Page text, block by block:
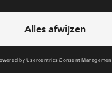
maandag zijn we vanaf
bereikbaar